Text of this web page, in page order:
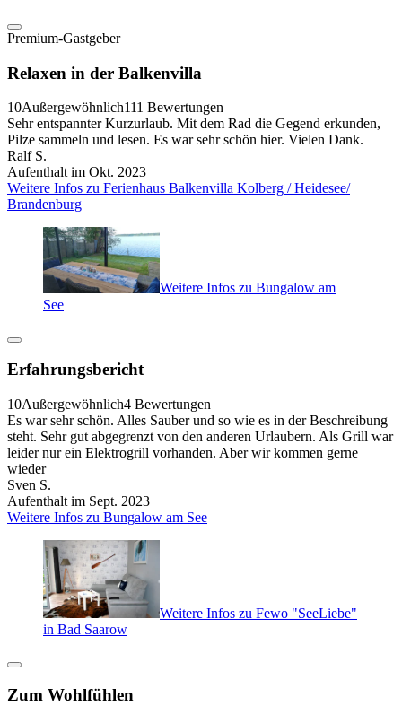
Premium-Gastgeber
Relaxen in der Balkenvilla
10Außergewöhnlich111 Bewertungen
Sehr entspannter Kurzurlaub. Mit dem Rad die Gegend erkunden,
Pilze sammeln und lesen. Es war sehr schön hier. Vielen Dank.
Ralf S.
Aufenthalt im Okt. 2023
Weitere Infos zu Ferienhaus Balkenvilla Kolberg / Heidesee/
Brandenburg
Weitere Infos zu Bungalow am
See
Erfahrungsbericht
10Außergewöhnlich4 Bewertungen
Es war sehr schön. Alles Sauber und so wie es in der Beschreibung
steht. Sehr gut abgegrenzt von den anderen Urlaubern. Als Grill war
leider nur ein Elektrogrill vorhanden. Aber wir kommen gerne
wieder
Sven S.
Aufenthalt im Sept. 2023
Weitere Infos zu Bungalow am See
Weitere Infos zu Fewo "SeeLiebe"
in Bad Saarow
Zum Wohlfühlen